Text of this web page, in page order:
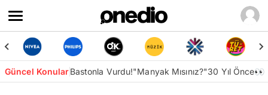
Güncel KonularBastonla Vurdu!"Manyak Mısınız?"30 Yıl Önce👀